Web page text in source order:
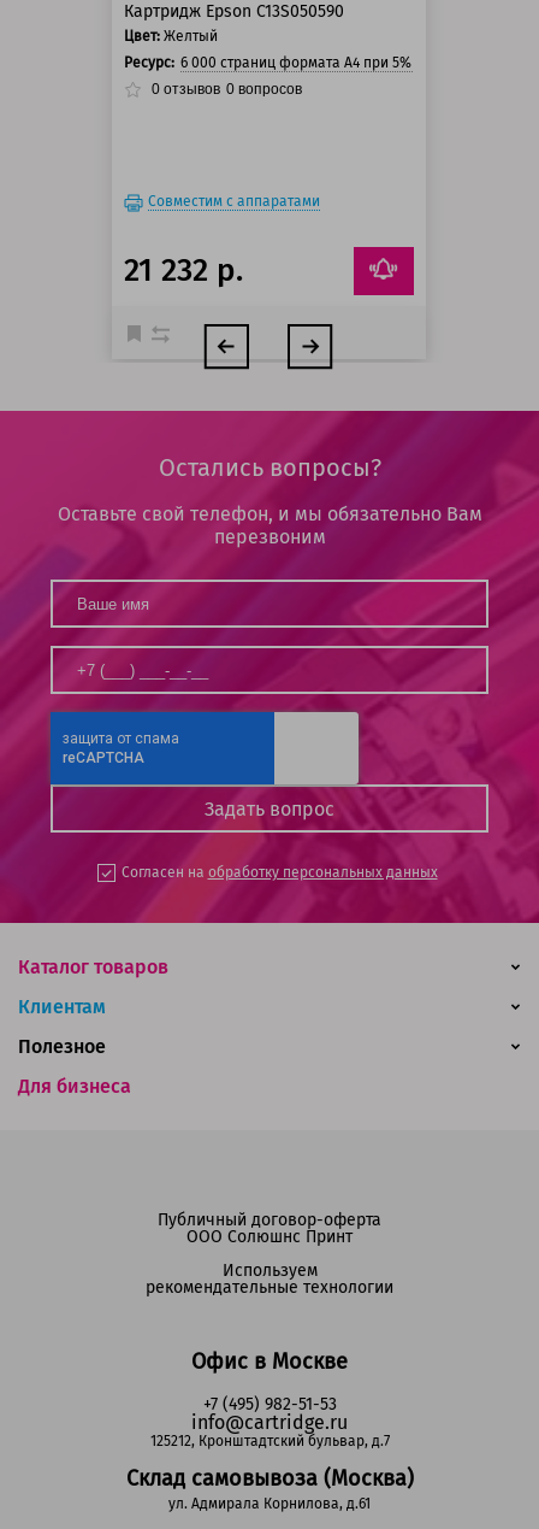
Картридж Epson C13S050590
Цвет: Желтый
Ресурс: 6 000 страниц формата А4 при 5% заполнении
0 отзывов 0 вопросов
Совместим с аппаратами
21 232 р.
Остались вопросы?
Оставьте свой телефон, и мы обязательно Вам
перезвоним
Согласен на обработку персональных данных
Каталог товаров
Клиентам
Для бизнеса
Полезное
Офис в Москве
+7 (495) 982-51-53
info@cartridge.ru
125212, Кронштадтский бульвар, д.7
Склад самовывоза (Москва)
ул. Адмирала Корнилова, д.61
Публичный договор-оферта
ООО Солюшнс Принт
Используем
рекомендательные технологии